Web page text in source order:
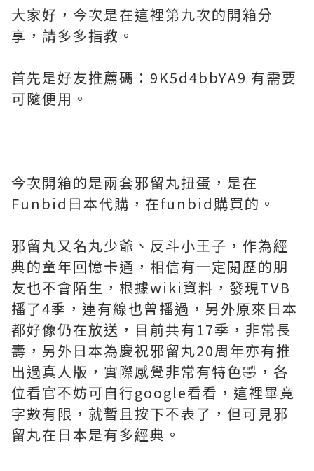
大家好，今次是在這裡第九次的開箱分
享，請多多指教。
首先是好友推薦碼：9K5d4bbYA9 有需要
可隨便用。
今次開箱的是兩套邪留丸扭蛋，是在
Funbid日本代購，在funbid購買的。
邪留丸又名丸少爺、反斗小王子，作為經
典的童年回憶卡通，相信有一定閱歷的朋
友也不會陌生，根據wiki資料，發現TVB
播了4季，連有線也曾播過，另外原來日本
都好像仍在放送，目前共有17季，非常長
壽，另外日本為慶祝邪留丸20周年亦有推
出過真人版，實際感覺非常有特色🤣，各
位看官不妨可自行google看看，這裡畢竟
字數有限，就暫且按下不表了，但可見邪
留丸在日本是有多經典。